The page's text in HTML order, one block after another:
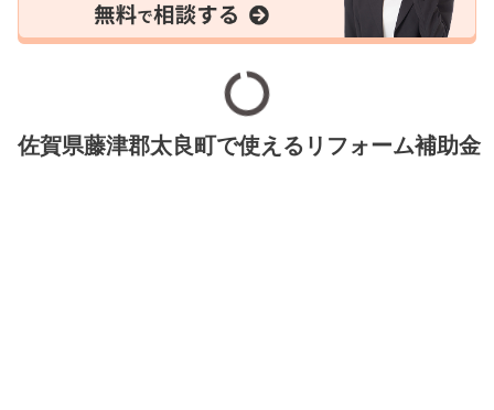
佐賀県藤津郡太良町で使えるリフォーム補助金